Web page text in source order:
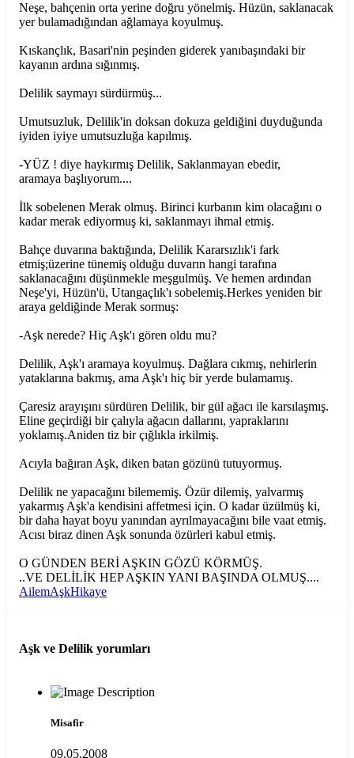
Neşe, bahçenin orta yerine doğru yönelmiş. Hüzün, saklanacak
yer bulamadığından ağlamaya koyulmuş.
Kıskançlık, Basari'nin peşinden giderek yanıbaşındaki bir
kayanın ardına sığınmış.
Delilik saymayı sürdürmüş...
Umutsuzluk, Delilik'in doksan dokuza geldiğini duyduğunda
iyiden iyiye umutsuzluğa kapılmış.
-YÜZ ! diye haykırmış Delilik, Saklanmayan ebedir,
aramaya başlıyorum....
İlk sobelenen Merak olmuş. Birinci kurbanın kim olacağını o
kadar merak ediyormuş ki, saklanmayı ihmal etmiş.
Bahçe duvarına baktığında, Delilik Kararsızlık'i fark
etmiş;üzerine tünemiş olduğu duvarın hangi tarafına
saklanacağını düşünmekle meşgulmüş. Ve hemen ardından
Neşe'yi, Hüzün'ü, Utangaçlık'ı sobelemiş.Herkes yeniden bir
araya geldiğinde Merak sormuş:
-Aşk nerede? Hiç Aşk'ı gören oldu mu?
Delilik, Aşk'ı aramaya koyulmuş. Dağlara cıkmış, nehirlerin
yataklarına bakmış, ama Aşk'ı hiç bir yerde bulamamış.
Çaresiz arayışını sürdüren Delilik, bir gül ağacı ile karsılaşmış.
Eline geçirdiği bir çalıyla ağacın dallarını, yapraklarını
yoklamış.Aniden tiz bir çığlıkla irkilmiş.
Acıyla bağıran Aşk, diken batan gözünü tutuyormuş.
Delilik ne yapacağını bilememiş. Özür dilemiş, yalvarmış
yakarmış Aşk'a kendisini affetmesi için. O kadar üzülmüş ki,
bir daha hayat boyu yanından ayrılmayacağını bile vaat etmiş.
Acısı biraz dinen Aşk sonunda özürleri kabul etmiş.
O GÜNDEN BERİ AŞKIN GÖZÜ KÖRMÜŞ.
..VE DELİLİK HEP AŞKIN YANI BAŞINDA OLMUŞ....
AilemAşkHikaye
Aşk ve Delilik yorumları
Misafir
09.05.2008